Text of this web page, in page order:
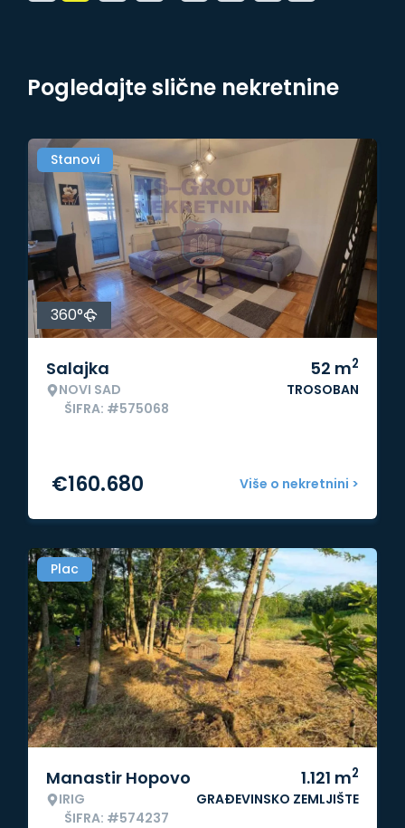
Pogledajte slične nekretnine
Stanovi
360°
Salajka
NOVI SAD
ŠIFRA: #575068
52 m2
TROSOBAN
Više o nekretnini >
€160.680
Plac
Manastir Hopovo
IRIG
ŠIFRA: #574237
1.121 m2
GRAĐEVINSKO ZEMLJIŠTE